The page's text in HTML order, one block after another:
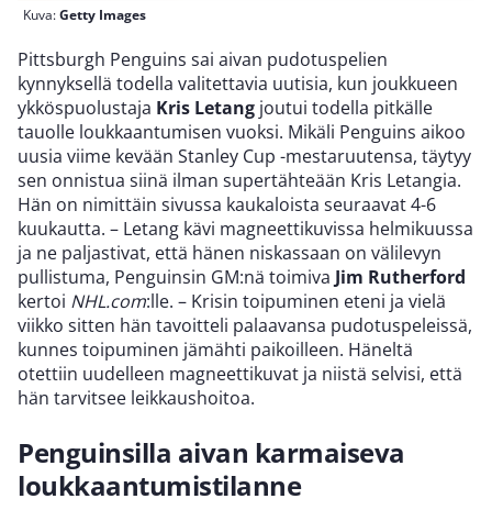
Kuva:Getty Images
Pittsburgh Penguins sai aivan pudotuspelien
kynnyksellä todella valitettavia uutisia, kun joukkueen
ykköspuolustaja Kris Letang joutui todella pitkälle
tauolle loukkaantumisen vuoksi. Mikäli Penguins aikoo
uusia viime kevään Stanley Cup -mestaruutensa, täytyy
sen onnistua siinä ilman supertähteään Kris Letangia.
Hän on nimittäin sivussa kaukaloista seuraavat 4-6
kuukautta. – Letang kävi magneettikuvissa helmikuussa
ja ne paljastivat, että hänen niskassaan on välilevyn
pullistuma, Penguinsin GM:nä toimiva Jim Rutherford
kertoi NHL.com:lle. – Krisin toipuminen eteni ja vielä
viikko sitten hän tavoitteli palaavansa pudotuspeleissä,
kunnes toipuminen jämähti paikoilleen. Häneltä
otettiin uudelleen magneettikuvat ja niistä selvisi, että
hän tarvitsee leikkaushoitoa.
Penguinsilla aivan karmaiseva
loukkaantumistilanne